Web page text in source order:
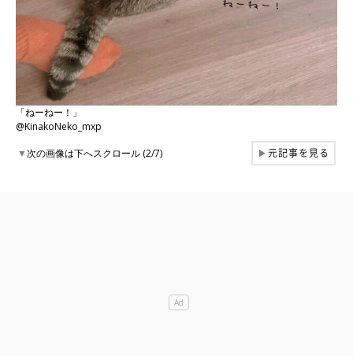
「ねーねー！」
@KinakoNeko_mxp
▼次の画像は下へスクロール (2/7) ▶元記事を見る